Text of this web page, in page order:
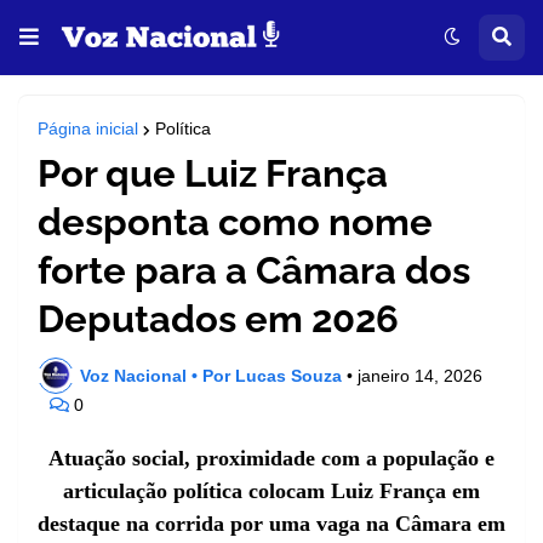
Página inicial Política
Por que Luiz França
desponta como nome
forte para a Câmara dos
Deputados em 2026
Voz Nacional • Por Lucas Souza • janeiro 14, 2026
0
Atuação social, proximidade com a população e
articulação política colocam Luiz França em
destaque na corrida por uma vaga na Câmara em